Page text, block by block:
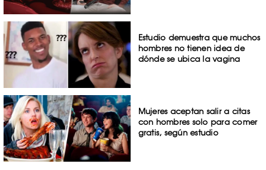
Estudio demuestra que muchos
hombres no tienen idea de
dónde se ubica la vagina
Mujeres aceptan salir a citas
con hombres solo para comer
gratis, según estudio